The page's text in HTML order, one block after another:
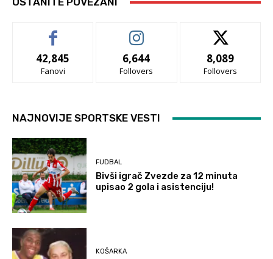
42,845
Fanovi
6,644
Follovers
8,089
Follovers
NAJNOVIJE SPORTSKE VESTI
FUDBAL
Bivši igrač Zvezde za 12 minuta
upisao 2 gola i asistenciju!
KOŠARKA